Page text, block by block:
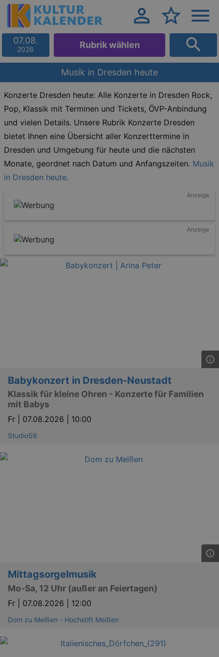
07.08.
2026 Rubrik wählen
Musik in Dresden heute
Konzerte Dresden heute: Alle Konzerte in Dresden Rock,
Pop, Klassik mit Terminen und Tickets, ÖVP-Anbindung
und vielen Details. Unsere Rubrik Konzerte Dresden
bietet Ihnen eine Übersicht aller Konzerttermine in
Dresden und Umgebung für heute und die nächsten
Monate, geordnet nach Datum und Anfangszeiten. Musik
in Dresden heute.
Anzeige
Anzeige
Babykonzert in Dresden-Neustadt
Klassik für kleine Ohren - Konzerte für Familien
mit Babys
Fr | 07.08.2026 | 10:00
Studio56
Mittagsorgelmusik
Mo-Sa, 12 Uhr (außer an Feiertagen)
Fr | 07.08.2026 | 12:00
Dom zu Meißen - Hochstift Meißen